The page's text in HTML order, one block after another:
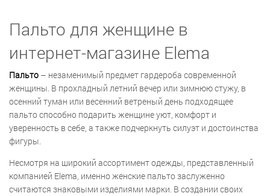
Пальто для женщине в
интернет-магазине Elema
Пальто – незаменимый предмет гардероба современной
женщины. В прохладный летний вечер или зимнюю стужу, в
осенний туман или весенний ветреный день подходящее
пальто способно подарить женщине уют, комфорт и
уверенность в себе, а также подчеркнуть силуэт и достоинства
фигуры.
Несмотря на широкий ассортимент одежды, представленный
компанией Elema, именно женские пальто заслуженно
считаются знаковыми изделиями марки. В создании своих